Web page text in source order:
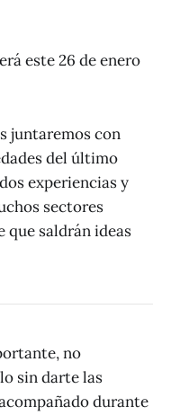
este 26 de enero
juntaremos con
del último
experiencias y
sectores
que saldrán ideas
no
sin darte las
durante